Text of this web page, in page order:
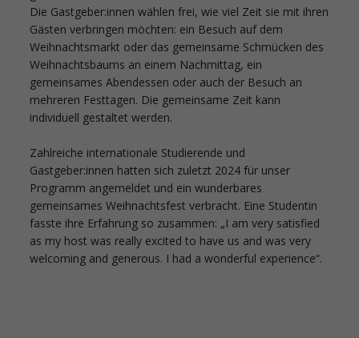
Die Gastgeber:innen wählen frei, wie viel Zeit sie mit ihren
Gästen verbringen möchten: ein Besuch auf dem
Weihnachtsmarkt oder das gemeinsame Schmücken des
Weihnachtsbaums an einem Nachmittag, ein
gemeinsames Abendessen oder auch der Besuch an
mehreren Festtagen. Die gemeinsame Zeit kann
individuell gestaltet werden.
Zahlreiche internationale Studierende und
Gastgeber:innen hatten sich zuletzt 2024 für unser
Programm angemeldet und ein wunderbares
gemeinsames Weihnachtsfest verbracht. Eine Studentin
fasste ihre Erfahrung so zusammen: „I am very satisfied
as my host was really excited to have us and was very
welcoming and generous. I had a wonderful experience“.